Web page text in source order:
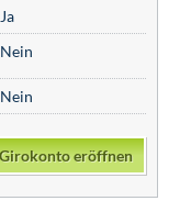
Ja
Nein
Nein
eröffnen